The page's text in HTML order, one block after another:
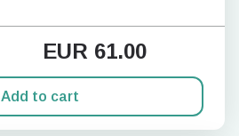
EUR 61.00
Add to cart